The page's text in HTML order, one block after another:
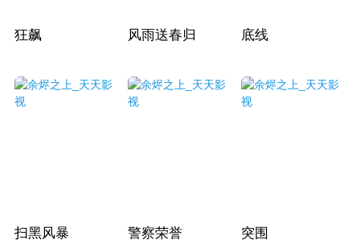
狂飙 风雨送春归 底线
扫黑风暴 警察荣誉 突围